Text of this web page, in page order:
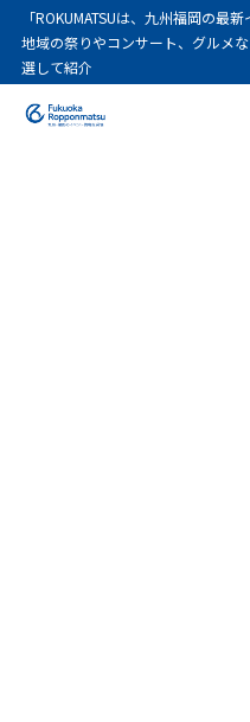
「ROKUMATSUは、九州福岡の最
地域の祭りやコンサート、グルメ
選して紹介